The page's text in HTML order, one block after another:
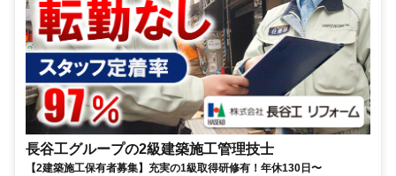
長谷工グループの2級建築施工管理技士
【2建築施工保有者募集】充実の1級取得研修有！年休130日〜